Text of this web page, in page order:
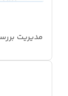
مدیریت